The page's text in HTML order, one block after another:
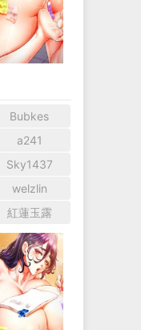
Bubkes
a241
Sky1437
welzlin
紅蓮玉露